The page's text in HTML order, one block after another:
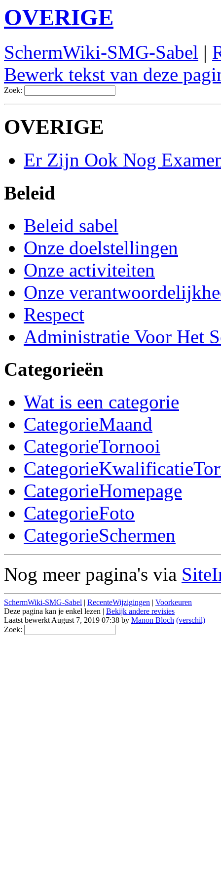
OVERIGE
SchermWiki-SMG-Sabel |
Bewerk tekst van deze
Zoek:
OVERIGE
Er Zijn Ook Nog
Beleid
Beleid sabel
Onze doelstellingen
Onze activiteiten
Onze
Respect
Administratie Voor Het
Categorieën
Wat is een categorie
CategorieMaand
CategorieTornooi
CategorieHomepage
CategorieFoto
CategorieSchermen
Nog meer pagina's via
SchermWiki-SMG-Sabel | RecenteWijzigingen | Voorkeuren
Deze pagina kan je enkel lezen | Bekijk andere revisies
Laatst bewerkt August 7, 2019 07:38 by Manon Bloch (verschil)
Zoek: